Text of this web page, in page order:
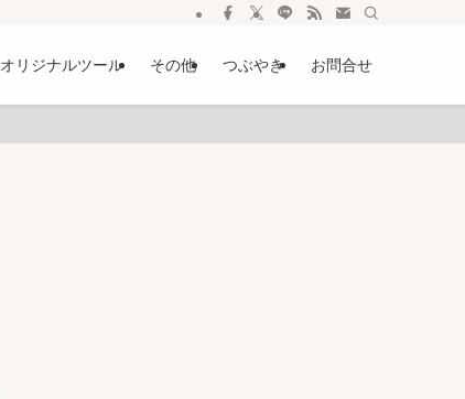
オリジナルツール その他 つぶやき お問合せ